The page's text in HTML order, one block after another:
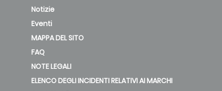
Notizie
Eventi
MAPPA DEL SITO
FAQ
NOTE LEGALI
ELENCO DEGLI INCIDENTI RELATIVI AI MARCHI